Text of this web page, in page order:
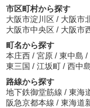
市区町村から探す
大阪市淀川区 / 大阪市
大阪市中央区 / 大阪市
町名から探す
本庄西 / 宮原 / 東中島 /
東三国 / 江坂町 / 西中
路線から探す
地下鉄御堂筋線 / 東海
阪急京都本線 / 東海道